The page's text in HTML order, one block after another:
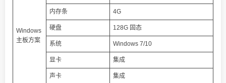
Windows
主板方案
内存条 4G
硬盘 128G 固态
系统 Windows 7/10
显卡 集成
声卡 集成